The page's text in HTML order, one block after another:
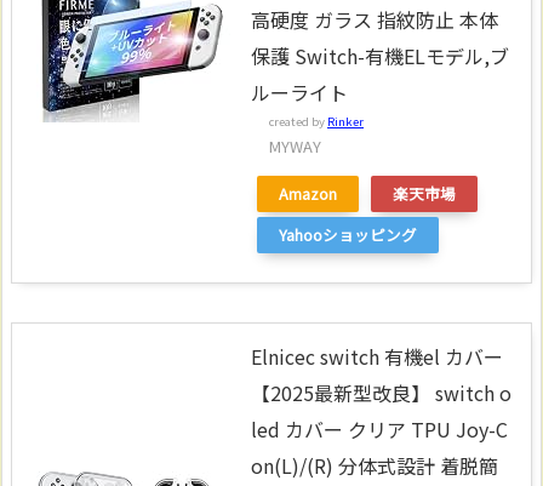
高硬度 ガラス 指紋防止 本体
保護 Switch-有機ELモデル,ブ
ルーライト
created by Rinker
MYWAY
Amazon
楽天市場
Yahooショッピング
Elnicec switch 有機el カバー
【2025最新型改良】 switch o
led カバー クリア TPU Joy-C
on(L)/(R) 分体式設計 着脱簡